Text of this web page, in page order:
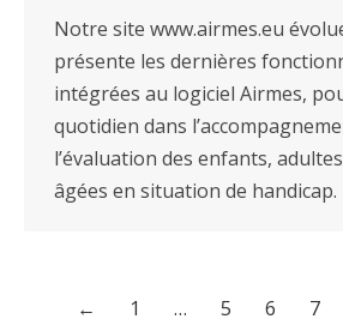
Notre site www.airmes.eu
présente les dernières
intégrées au logiciel Airmes,
quotidien dans
l’évaluation des enfants,
âgées en situation de handicap.
← 1 … 5 6 7